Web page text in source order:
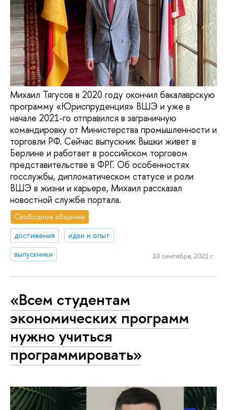
Михаил Тягусов в 2020 году окончил бакалаврскую
программу «Юриспруденция» ВШЭ и уже в
начале 2021-го отправился в заграничную
командировку от Министерства промышленности и
торговли РФ. Сейчас выпускник Вышки живет в
Берлине и работает в российском торговом
представительстве в ФРГ. Об особенностях
госслужбы, дипломатическом статусе и роли
ВШЭ в жизни и карьере, Михаил рассказал
новостной службе портала.
Свободное общение
достижения
идеи и опыт
выпускники
10 сентября, 2021 г.
«Всем студентам
экономических программ
нужно учиться
программировать»